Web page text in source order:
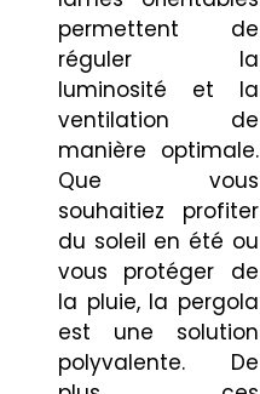
permettent de
réguler la
luminosité et la
ventilation de
manière optimale.
Que vous
souhaitiez profiter
du soleil en été ou
vous protéger de
la pluie, la pergola
est une solution
polyvalente. De